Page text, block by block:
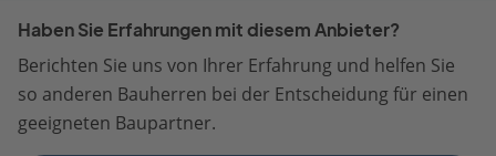
Haben Sie Erfahrungen mit diesem Anbieter?
Berichten Sie uns von Ihrer Erfahrung und helfen Sie
so anderen Bauherren bei der Entscheidung für einen
geeigneten Baupartner.